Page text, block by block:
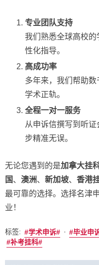
专业团队支持
我们熟悉全球高校
性化指导。
高成功率
多年来，我们帮助数
学术正轨。
全程一对一服务
从申诉信撰写到听
步精准无误。
无论您遇到的是加拿大挂
国 、 澳洲、 新加坡、 香港
最可靠的选择。选择名津
业！
标签: 学术申诉 · 毕业申
补考挂科